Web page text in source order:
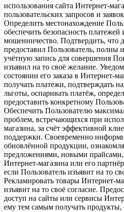
использования сайта Интернет-
пользовательских запросов и
Определить местонахождение
обеспечить безопасность платежей
мошенничество. Подтвердить, что
предоставил Пользователь, полны
учётную запись для совершения
изъявил на то своё желание.
состоянии его заказа в Интернет-
получать платежи, подтверждать
льготы, оспаривать платёж,
предоставить конкретному
Обеспечить Пользователю
проблем, встречающихся при
магазина, за счёт эффективной
поддержки. Своевременно
обновлённой продукции,
предложениями, новыми прайсами,
Интернет-магазина или его
если Пользователь изъявит на то
Рекламировать товары Интернет-
изъявит на то своё согласие.
доступ на сайты или сервисы
ему тем самым получать продукты,